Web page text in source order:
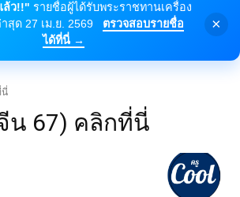
ล้ว!!" รายชื่อผู้ได้รับพระราชทานเครื่อง
สุด 27 เม.ย. 2569
ตรวจสอบรายชื่อ
ได้ที่นี่ →
×
นี่
น 67) คลิกที่นี่